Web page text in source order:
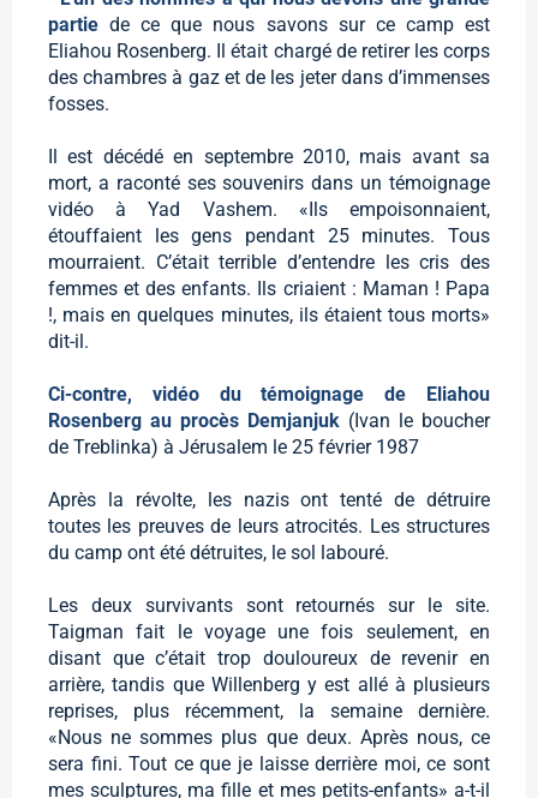
partiede ce que nous savons sur ce camp est
Eliahou Rosenberg. Il était chargé de retirer les corps
des chambres à gaz et de les jeter dans d’immenses
fosses.
Il est décédé en septembre 2010, mais avant sa
mort, a raconté ses souvenirs dans un témoignage
vidéo à Yad Vashem. «Ils empoisonnaient,
étouffaient les gens pendant 25 minutes. Tous
mourraient. C’était terrible d’entendre les cris des
femmes et des enfants. Ils criaient : Maman ! Papa
!, mais en quelques minutes, ils étaient tous morts»
dit-il.
Ci-contre, vidéo du témoignage de Eliahou
Rosenberg au procès Demjanjuk (Ivan le boucher
de Treblinka) à Jérusalem le 25 février 1987
Après la révolte, les nazis ont tenté de détruire
toutes les preuves de leurs atrocités. Les structures
du camp ont été détruites, le sol labouré.
Les deux survivants sont retournés sur le site.
Taigman fait le voyage une fois seulement, en
disant que c’était trop douloureux de revenir en
arrière, tandis que Willenberg y est allé à plusieurs
reprises, plus récemment, la semaine dernière.
«Nous ne sommes plus que deux. Après nous, ce
sera fini. Tout ce que je laisse derrière moi, ce sont
mes sculptures, ma fille et mes petits-enfants» a-t-il